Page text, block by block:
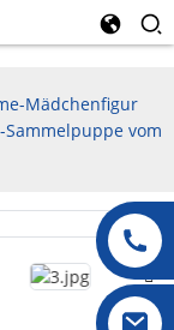
Mädchenfigur
vom